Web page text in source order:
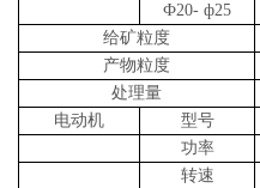
Ф20- ф25
给矿粒度
产物粒度
处理量
电动机
型号
功率
转速